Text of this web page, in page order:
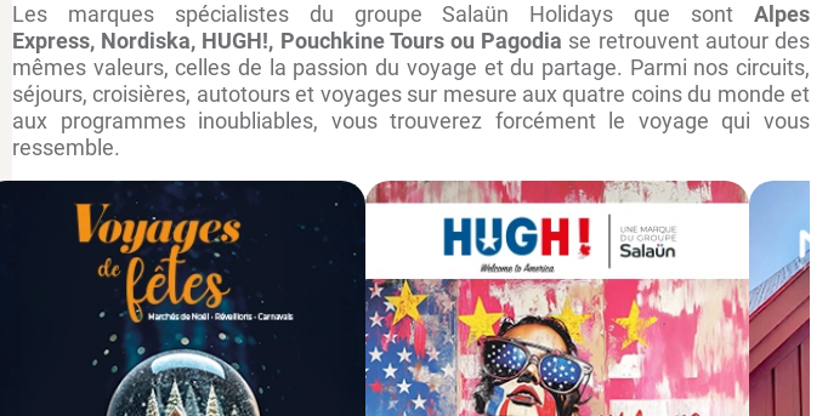
Les marques spécialistes du groupe Salaün Holidays que sont Alpes
Express, Nordiska, HUGH!, Pouchkine Tours ou Pagodia se retrouvent autour des
mêmes valeurs, celles de la passion du voyage et du partage. Parmi nos circuits,
séjours, croisières, autotours et voyages sur mesure aux quatre coins du monde et
aux programmes inoubliables, vous trouverez forcément le voyage qui vous
ressemble.